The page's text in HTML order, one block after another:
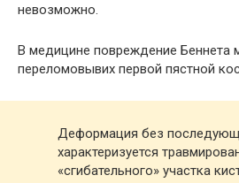
невозможно.
В медицине повреждение Беннета
переломовывих первой пястной
Деформация без
характеризуется
«сгибательного» участка